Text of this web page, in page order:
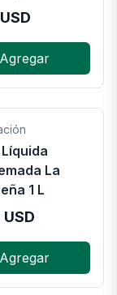
USD
Agregar
La
1 L
USD
Agregar